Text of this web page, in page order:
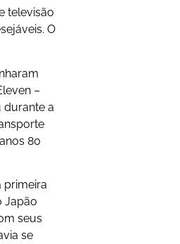
televisão
O
–
durante a
80
primeira
Japão
seus
se